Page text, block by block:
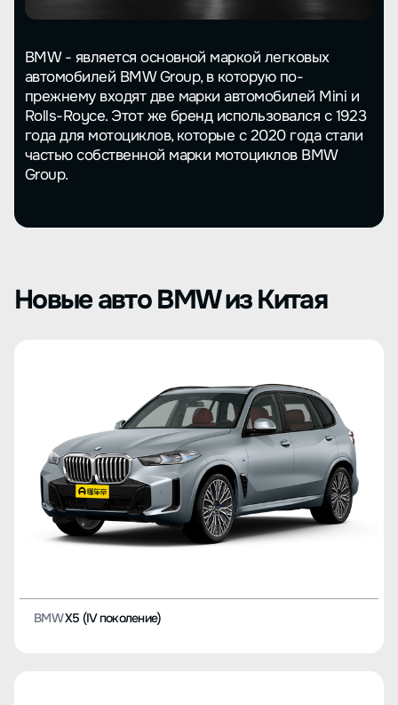
BMW - является основной маркой легковых
автомобилей BMW Group, в которую по-
прежнему входят две марки автомобилей Mini и
Rolls-Royce. Этот же бренд использовался с 1923
года для мотоциклов, которые с 2020 года стали
частью собственной марки мотоциклов BMW
Group.
Новые авто BMW из Китая
BMWX5 (IV поколение)